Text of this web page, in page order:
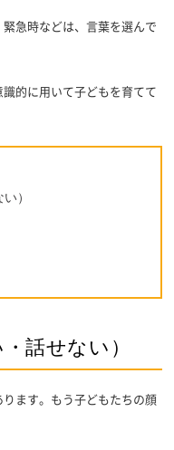
急時などは、言葉を選んで
的に用いて子どもを育てて
）
話せない）
ます。もう子どもたちの顔